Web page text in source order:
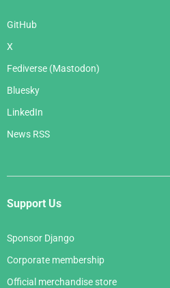
GitHub
X
Fediverse (Mastodon)
Bluesky
LinkedIn
News RSS
Support Us
Sponsor Django
Corporate membership
Official merchandise store